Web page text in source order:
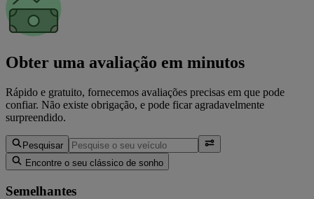
Obter uma avaliação em minutos
Rápido e gratuito, fornecemos avaliações precisas em que pode
confiar. Não existe obrigação, e pode ficar agradavelmente
surpreendido.
Pesquisar
Encontre o seu clássico de sonho
Semelhantes